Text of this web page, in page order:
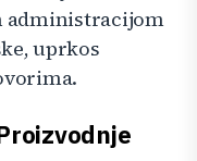
administracijom
uprkos